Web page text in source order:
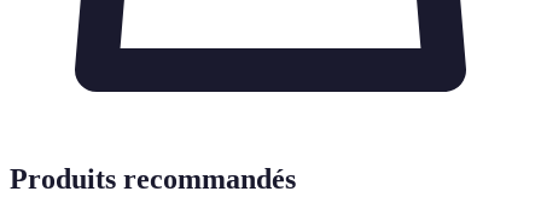
Produits recommandés